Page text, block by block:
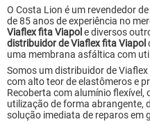
O Costa Lion é um revendedor
de 85 anos de experiência no
Viaflex fita Viapole diversos
distribuidor de Viaflex fita Viapol
uma membrana asfáltica com
Somos um distribuidor de
com alto teor de elastômeros e
Recoberta com alumínio
utilização de forma abrangente,
solução imediata de reparos em